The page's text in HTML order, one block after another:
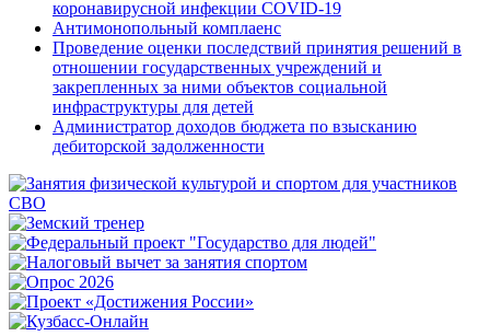
коронавирусной инфекции COVID-19
Антимонопольный комплаенс
Проведение оценки последствий принятия решений в
отношении государственных учреждений и
закрепленных за ними объектов социальной
инфраструктуры для детей
Администратор доходов бюджета по взысканию
дебиторской задолженности